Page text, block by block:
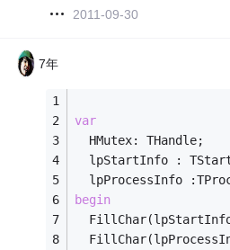
2011-09-30
7年
var
  HMutex: THandle;
lpStartInfo :
lpProcessInfo
begin